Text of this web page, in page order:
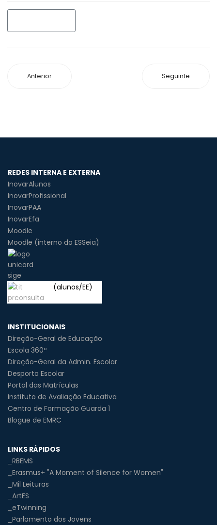
Anterior Seguinte
REDES INTERNA E EXTERNA
InovarAlunos
InovarProfissional
InovarPAA
InovarEfa
Moodle
Moodle (interno da ESSeia)
(alunos/EE)
INSTITUCIONAIS
Direção-Geral de Educação
Escola 360º
Direção-Geral da Admin. Escolar
Desporto Escolar
Portal das Matrículas
Instituto de Avaliação Educativa
Centro de Formação Guarda 1
Blogue de EMRC
LINKS RÁPIDOS
_RBEMS
_Erasmus+ "A Moment of Silence for Women"
_Mil Leituras
_ArtES
_eTwinning
_Parlamento dos Jovens